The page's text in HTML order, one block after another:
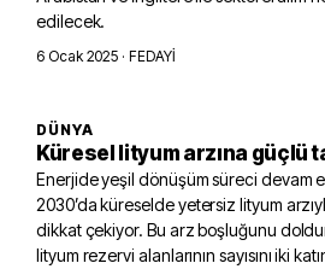
edilecek.
6 Ocak 2025 · FEDAYİ
DÜNYA
Küresel lityum arzına güçlü
Enerjide yeşil dönüşüm süreci devam
2030’da küreselde yetersiz lityum
dikkat çekiyor. Bu arz boşluğunu
lityum rezervi alanlarının sayısını iki